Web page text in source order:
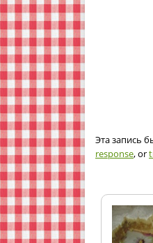
Эта запись
response, or